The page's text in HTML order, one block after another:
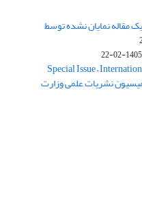
مقاله نمایان نشده توسط
1405-02-22
Special Issue –
نشریات علمی وزارت